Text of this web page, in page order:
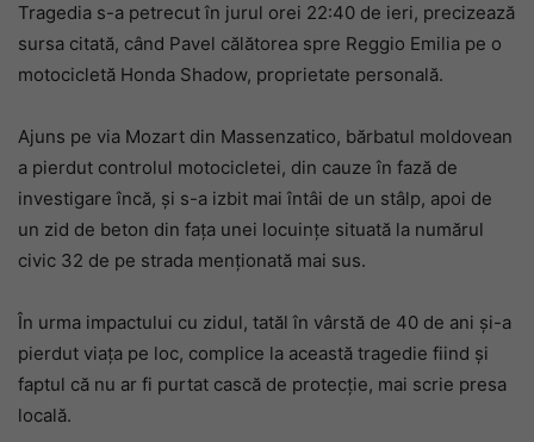
Tragedia s-a petrecut în jurul orei 22:40 de ieri, precizează
sursa citată, când Pavel călătorea spre Reggio Emilia pe o
motocicletă Honda Shadow, proprietate personală.
Ajuns pe via Mozart din Massenzatico, bărbatul moldovean
a pierdut controlul motocicletei, din cauze în fază de
investigare încă, și s-a izbit mai întâi de un stâlp, apoi de
un zid de beton din fața unei locuințe situată la numărul
civic 32 de pe strada menționată mai sus.
În urma impactului cu zidul, tatăl în vârstă de 40 de ani și-a
pierdut viața pe loc, complice la această tragedie fiind și
faptul că nu ar fi purtat cască de protecție, mai scrie presa
locală.